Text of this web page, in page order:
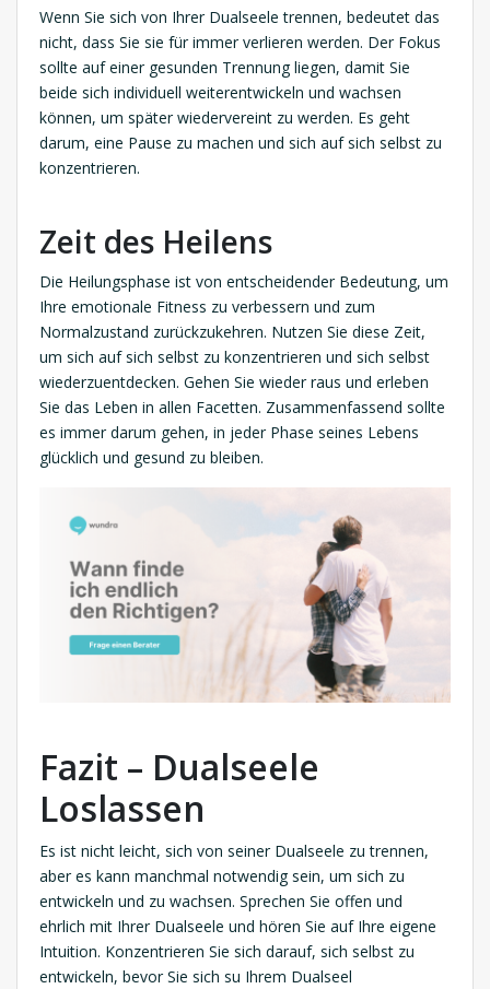
Wenn Sie sich von Ihrer Dualseele trennen, bedeutet das
nicht, dass Sie sie für immer verlieren werden. Der Fokus
sollte auf einer gesunden Trennung liegen, damit Sie
beide sich individuell weiterentwickeln und wachsen
können, um später wiedervereint zu werden. Es geht
darum, eine Pause zu machen und sich auf sich selbst zu
konzentrieren.
Zeit des Heilens
Die Heilungsphase ist von entscheidender Bedeutung, um
Ihre emotionale Fitness zu verbessern und zum
Normalzustand zurückzukehren. Nutzen Sie diese Zeit,
um sich auf sich selbst zu konzentrieren und sich selbst
wiederzuentdecken. Gehen Sie wieder raus und erleben
Sie das Leben in allen Facetten. Zusammenfassend sollte
es immer darum gehen, in jeder Phase seines Lebens
glücklich und gesund zu bleiben.
Fazit – Dualseele
Loslassen
Es ist nicht leicht, sich von seiner Dualseele zu trennen,
aber es kann manchmal notwendig sein, um sich zu
entwickeln und zu wachsen. Sprechen Sie offen und
ehrlich mit Ihrer Dualseele und hören Sie auf Ihre eigene
Intuition. Konzentrieren Sie sich darauf, sich selbst zu
entwickeln, bevor Sie sich su Ihrem Dualseel